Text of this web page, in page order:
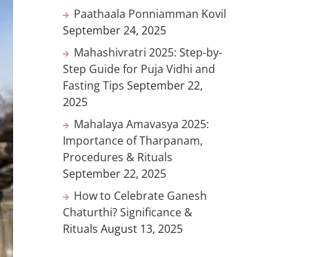
Paathaala Ponniamman Kovil
September 24, 2025
Mahashivratri 2025: Step-by-
Step Guide for Puja Vidhi and
Fasting Tips September 22,
2025
Mahalaya Amavasya 2025:
Importance of Tharpanam,
Procedures & Rituals
September 22, 2025
How to Celebrate Ganesh
Chaturthi? Significance &
Rituals August 13, 2025